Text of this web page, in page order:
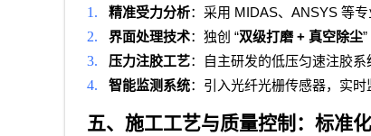
1. 精准受力分析：采用 MIDAS、 ANSYS 等专
2. 界面处理技术：独创 “双级打磨+ 真空除尘”
3.
压力注胶工艺：自主研发的低压匀速注胶
4.
智能监测系统：引入光纤光栅传感器，实
五、施工工艺与质量控制：标准